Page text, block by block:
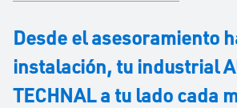
Desde el asesoramiento
instalación, tu industrial
TECHNAL a tu lado cada